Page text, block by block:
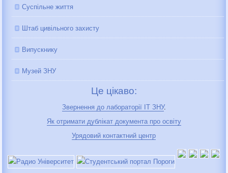
Суспільне життя
Штаб цивільного захисту
Випускнику
Музей ЗНУ
Це цікаво:
Звернення до лабораторії IT ЗНУ.
Як отримати дублікат документа про освіту
Урядовий контактний центр